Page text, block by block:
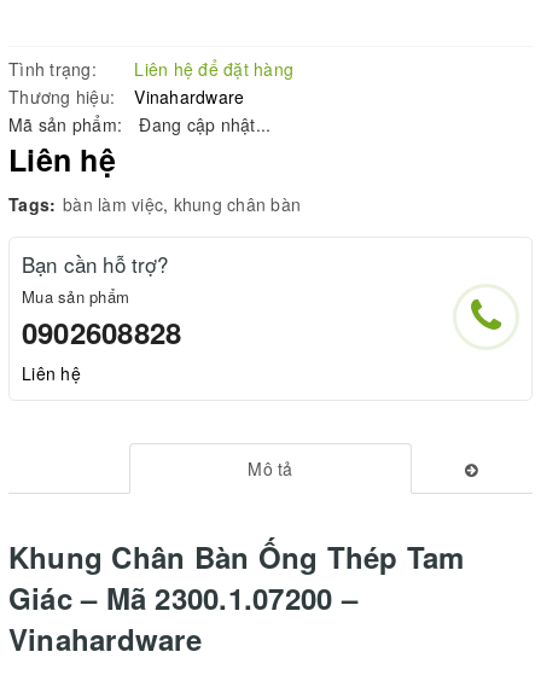
Tình trạng:
Liên hệ để đặt hàng
Thương hiệu:
Vinahardware
Mã sản phẩm:
Đang cập nhật...
Liên hệ
Tags: bàn làm việc, khung chân bàn
Bạn cần hỗ trợ?
Mua sản phẩm
0902608828
Liên hệ
Mô tả
Khung Chân Bàn Ống Thép Tam
Giác – Mã 2300.1.07200 –
Vinahardware